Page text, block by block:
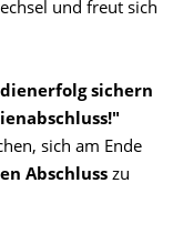
und freut sich
sichern
sich am Ende
Abschluss zu